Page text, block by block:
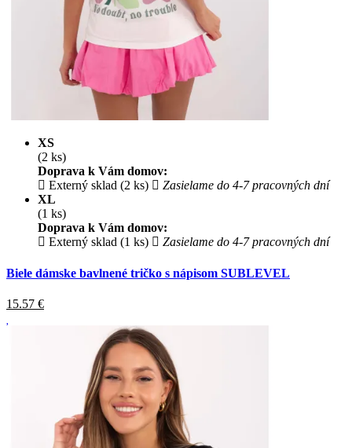
XS
(2 ks)
Doprava k Vám domov:
Externý sklad (2 ks)
Zasielame do 4-7 pracovných dní
XL
(1 ks)
Doprava k Vám domov:
Externý sklad (1 ks)
Zasielame do 4-7 pracovných dní
Biele dámske bavlnené tričko s nápisom SUBLEVEL
15.57 €